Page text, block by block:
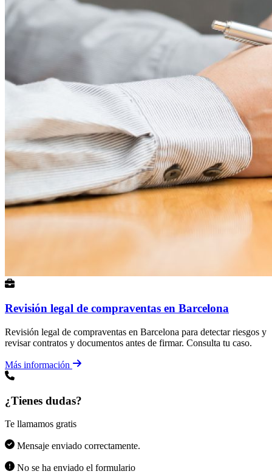
Revisión legal de compraventas en Barcelona
Revisión legal de compraventas en Barcelona para detectar riesgos y
revisar contratos y documentos antes de firmar. Consulta tu caso.
Más información
¿Tienes dudas?
Te llamamos gratis
Mensaje enviado correctamente.
No se ha enviado el formulario